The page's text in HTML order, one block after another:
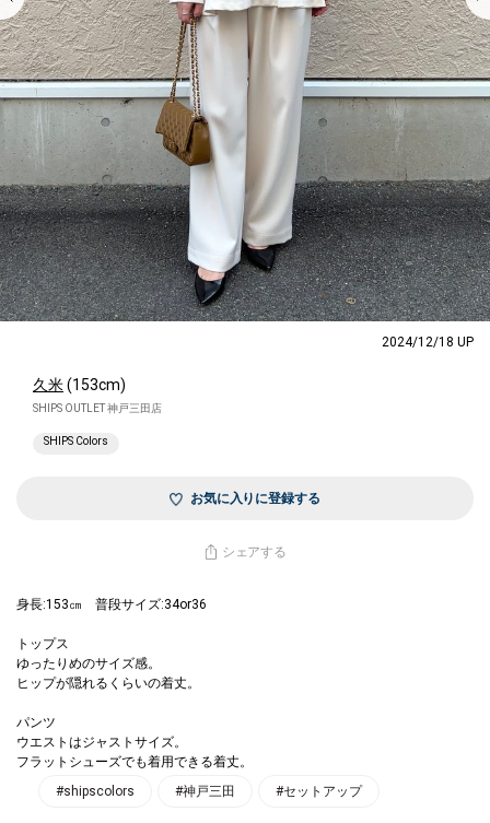
2024/12/18 UP
久米(153cm)
SHIPS OUTLET 神戸三田店
SHIPS Colors
お気に入りに登録する
シェアする
身長:153㎝ 普段サイズ:34or36
トップス
ゆったりめのサイズ感。
ヒップが隠れるくらいの着丈。
パンツ
ウエストはジャストサイズ。
フラットシューズでも着用できる着丈。
#shipscolors
#神戸三田 #セットアップ